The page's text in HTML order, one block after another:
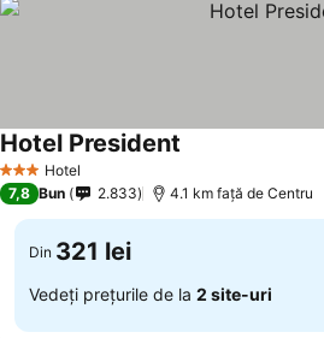
3 SteleHotel
Hotel President
7,8 Bun 2.833 4.1 km faţă de Centru
Din 321 lei
Vedeți prețurile de la 2 site-uri